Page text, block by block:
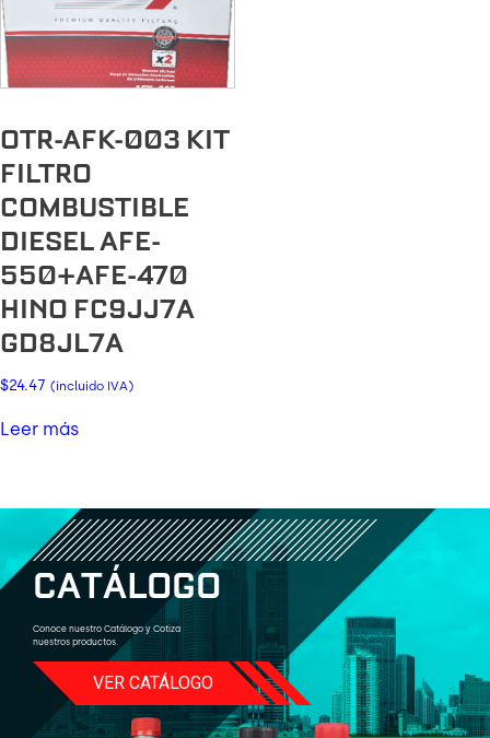
OTR-AFK-003 KIT
FILTRO
COMBUSTIBLE
DIESEL AFE-
550+AFE-470
HINO FC9JJ7A
GD8JL7A
$24.47 (incluido IVA)
Leer más
CATÁLOGO
Conoce nuestro Catálogo y Cotiza
nuestros productos.
VER CATÁLOGO